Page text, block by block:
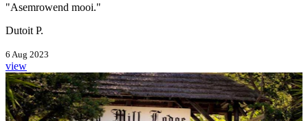
"Asemrowend mooi."
Dutoit P.
6 Aug 2023
view